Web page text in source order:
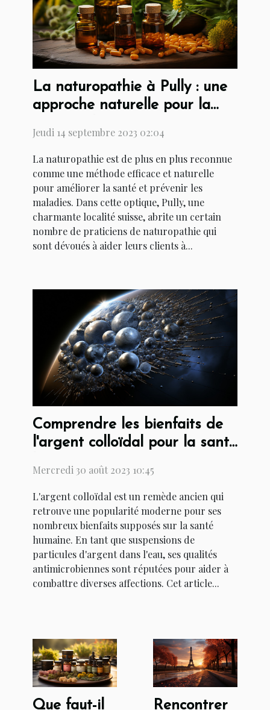
La naturopathie à Pully : une
approche naturelle pour la
Jeudi 14 septembre 2023 02:04
La naturopathie est de plus en plus reconnue
comme une méthode efficace et naturelle
pour améliorer la santé et prévenir les
maladies. Dans cette optique, Pully, une
charmante localité suisse, abrite un certain
nombre de praticiens de naturopathie qui
sont dévoués à aider leurs clients à...
Comprendre les bienfaits de
l'argent colloïdal pour la santé
Mercredi 30 août 2023 10:45
L'argent colloïdal est un remède ancien qui
retrouve une popularité moderne pour ses
nombreux bienfaits supposés sur la santé
humaine. En tant que suspensions de
particules d'argent dans l'eau, ses qualités
antimicrobiennes sont réputées pour aider à
combattre diverses affections. Cet article...
Que faut-il Rencontrer